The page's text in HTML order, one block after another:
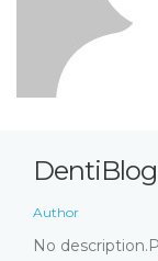
DentiBlog
Author
No